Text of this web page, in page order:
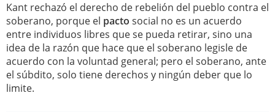
Kant rechazó el derecho de rebelión del pueblo contra el
soberano, porque el pacto social no es un acuerdo
entre individuos libres que se pueda retirar, sino una
idea de la razón que hace que el soberano legisle de
acuerdo con la voluntad general; pero el soberano, ante
el súbdito, solo tiene derechos y ningún deber que lo
limite.